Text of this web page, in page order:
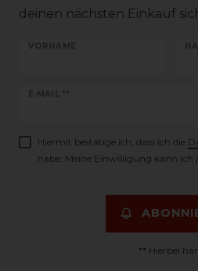
deinen nächsten Einkauf
VORNAME
E-MAIL **
Newsletter
Hiermit bestätige ich, dass ich die
habe. Meine Einwilligung kann ich
** Hierbei